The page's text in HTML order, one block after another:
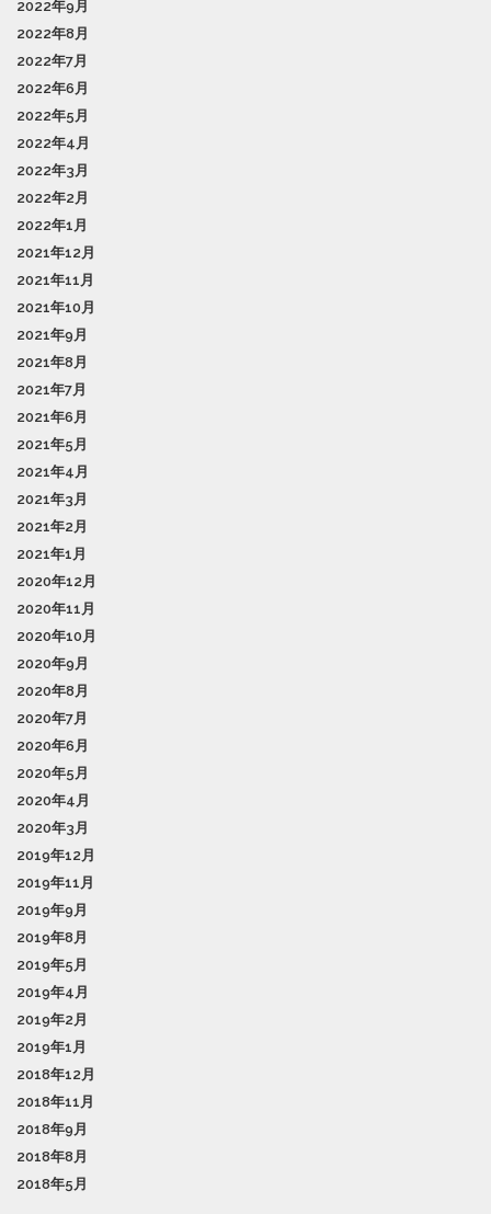
2022年9月
2022年8月
2022年7月
2022年6月
2022年5月
2022年4月
2022年3月
2022年2月
2022年1月
2021年12月
2021年11月
2021年10月
2021年9月
2021年8月
2021年7月
2021年6月
2021年5月
2021年4月
2021年3月
2021年2月
2021年1月
2020年12月
2020年11月
2020年10月
2020年9月
2020年8月
2020年7月
2020年6月
2020年5月
2020年4月
2020年3月
2019年12月
2019年11月
2019年9月
2019年8月
2019年5月
2019年4月
2019年2月
2019年1月
2018年12月
2018年11月
2018年9月
2018年8月
2018年5月